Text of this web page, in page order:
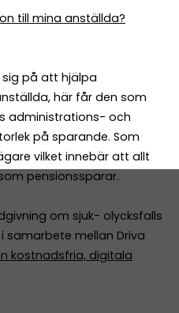
till mina anställda?
på att hjälpa
här får den som
administrations- och
på sparande. Som
vilket innebär att allt
pensionssparar.
om sjuk- olycksfalls
samarbete mellan Driva
kostnadsfria, digitala